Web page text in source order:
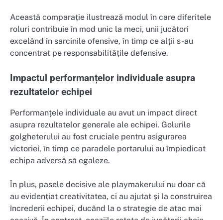
Această comparație ilustrează modul în care diferitele
roluri contribuie în mod unic la meci, unii jucători
excelând în sarcinile ofensive, în timp ce alții s-au
concentrat pe responsabilitățile defensive.
Impactul performanțelor individuale asupra
rezultatelor echipei
Performanțele individuale au avut un impact direct
asupra rezultatelor generale ale echipei. Golurile
golgheterului au fost cruciale pentru asigurarea
victoriei, în timp ce paradele portarului au împiedicat
echipa adversă să egaleze.
În plus, pasele decisive ale playmakerului nu doar că
au evidențiat creativitatea, ci au ajutat și la construirea
încrederii echipei, ducând la o strategie de atac mai